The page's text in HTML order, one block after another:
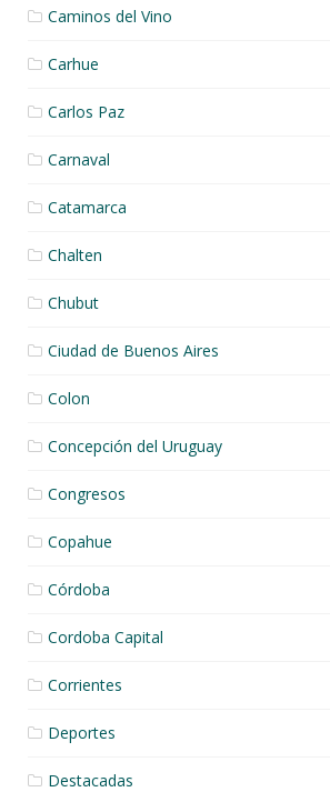
Caminos del Vino
Carhue
Carlos Paz
Carnaval
Catamarca
Chalten
Chubut
Ciudad de Buenos Aires
Colon
Concepción del Uruguay
Congresos
Copahue
Córdoba
Cordoba Capital
Corrientes
Deportes
Destacadas